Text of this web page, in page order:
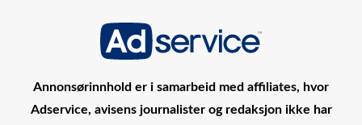
Annonsørinnhold er i samarbeid med affiliates, hvor
Adservice, avisens journalister og redaksjon ikke har